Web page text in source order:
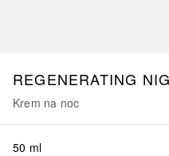
REGENERATING
Krem na noc
50 ml